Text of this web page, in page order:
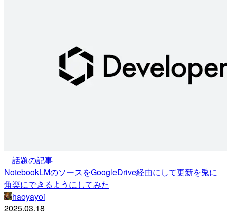
話題の記事
NotebookLMのソースをGoogleDrive経由にして更新を兎に
角楽にできるようにしてみた
haoyayoi
2025.03.18